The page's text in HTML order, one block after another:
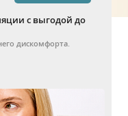
с выгодой до
дискомфорта.